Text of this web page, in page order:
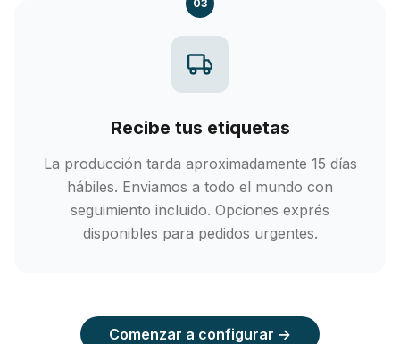
03
Recibe tus etiquetas
La producción tarda aproximadamente 15 días
hábiles. Enviamos a todo el mundo con
seguimiento incluido. Opciones exprés
disponibles para pedidos urgentes.
Comenzar a configurar →